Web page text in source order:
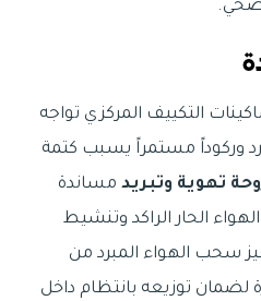
التكييف المركزي تواجه
وركوداً مستمراً يسبب كتمة
تهوية وتبريد مساندة
الحار الراكد وتنشيط
سحب الهواء المبرد من
لضمان توزيعه بانتظام داخل